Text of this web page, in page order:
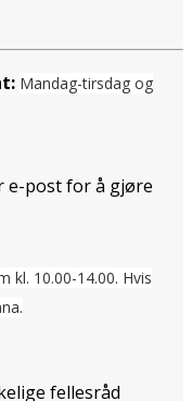
Mandag-tirsdag og
e-post for å gjøre
kl. 10.00-14.00. Hvis
fellesråd